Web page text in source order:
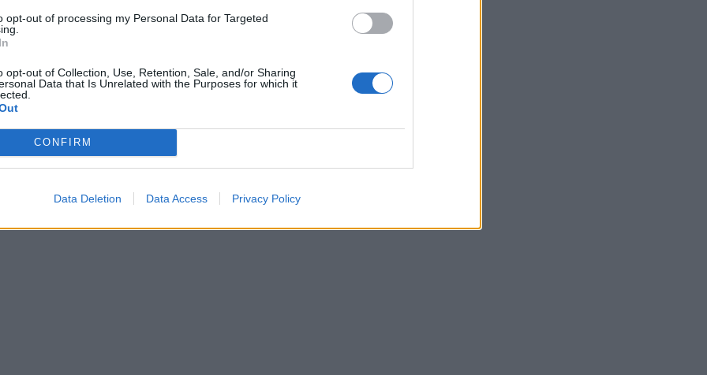
opt-out of processing my Personal Data for Targeted
opt-out of Collection, Use, Retention, Sale, and/or Sharing
Data that Is Unrelated with the Purposes for which it
CONFIRM
Data Deletion Data Access Privacy Policy
Tirana e mbytur në plehra,
miliona euro shkojnë për
fantazmë (VIDEO)
Refugjatët në Gjadër/ Erisa Xhixho: Gjykata
Meloni